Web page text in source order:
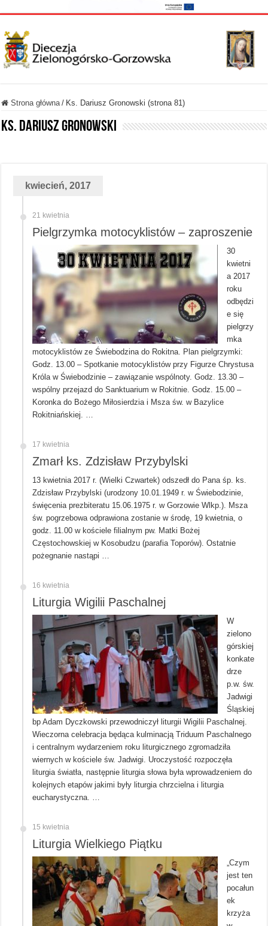
Strona główna / Ks. Dariusz Gronowski (strona 81)
Ks. Dariusz Gronowski
kwiecień, 2017
21 kwietnia
Pielgrzymka motocyklistów – zaproszenie
30
kwietni
a 2017
roku
odbędzi
e się
pielgrzy
mka
motocyklistów ze Świebodzina do Rokitna. Plan pielgrzymki:
Godz. 13.00 – Spotkanie motocyklistów przy Figurze Chrystusa
Króla w Świebodzinie – zawiązanie wspólnoty. Godz. 13.30 –
wspólny przejazd do Sanktuarium w Rokitnie. Godz. 15.00 –
Koronka do Bożego Miłosierdzia i Msza św. w Bazylice
Rokitniańskiej. …
17 kwietnia
Zmarł ks. Zdzisław Przybylski
13 kwietnia 2017 r. (Wielki Czwartek) odszedł do Pana śp. ks.
Zdzisław Przybylski (urodzony 10.01.1949 r. w Świebodzinie,
święcenia prezbiteratu 15.06.1975 r. w Gorzowie Wlkp.). Msza
św. pogrzebowa odprawiona zostanie w środę, 19 kwietnia, o
godz. 11.00 w kościele filialnym pw. Matki Bożej
Częstochowskiej w Kosobudzu (parafia Toporów). Ostatnie
pożegnanie nastąpi …
16 kwietnia
Liturgia Wigilii Paschalnej
W
zielono
górskiej
konkate
drze
p.w. św.
Jadwigi
Śląskiej
bp Adam Dyczkowski przewodniczył liturgii Wigilii Paschalnej.
Wieczorna celebracja będąca kulminacją Triduum Paschalnego
i centralnym wydarzeniem roku liturgicznego zgromadziła
wiernych w kościele św. Jadwigi. Uroczystość rozpoczęła
liturgia światła, następnie liturgia słowa była wprowadzeniem do
kolejnych etapów jakimi były liturgia chrzcielna i liturgia
eucharystyczna. …
15 kwietnia
Liturgia Wielkiego Piątku
„Czym
jest ten
pocałun
ek
krzyża